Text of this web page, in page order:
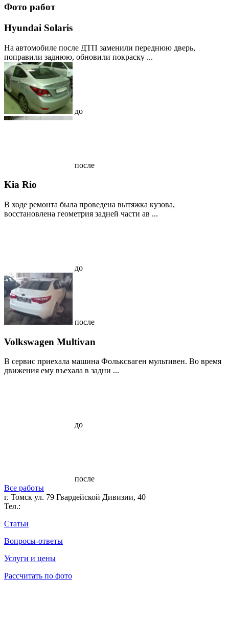
Фото работ
Hyundai Solaris
На автомобиле после ДТП заменили переднюю дверь,
поправили заднюю, обновили покраску ...
до
после
Kia Rio
В ходе ремонта была проведена вытяжка кузова,
восстановлена геометрия задней части ав ...
до
после
Volkswagen Multivan
В сервис приехала машина Фольксваген мультивен. Во время
движения ему въехала в задни ...
до
после
Все работы
г. Томск ул. 79 Гвардейской Дивизии, 40
Тел.:
Статьи
Вопросы-ответы
Услуги и цены
Рассчитать по фото